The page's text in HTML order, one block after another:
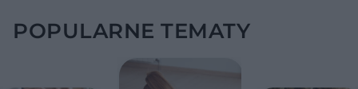
POPULARNE TEMATY